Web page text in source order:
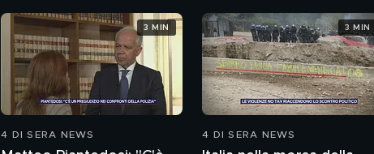
4 DI SERA NEWS
3 MIN
4 DI SERA NEWS
3 MIN